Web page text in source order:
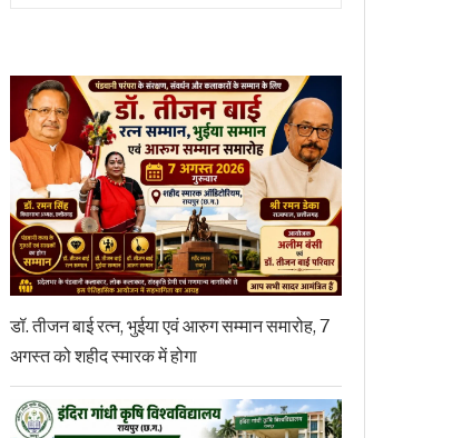
डॉ. तीजन बाई रत्न, भुईया एवं आरुग सम्मान समारोह, 7
अगस्त को शहीद स्मारक में होगा